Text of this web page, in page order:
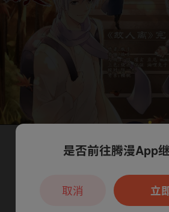
下一话 腾漫
本章节仅支持App阅读，可
户7天免费看
是否前往腾漫App
立
取消